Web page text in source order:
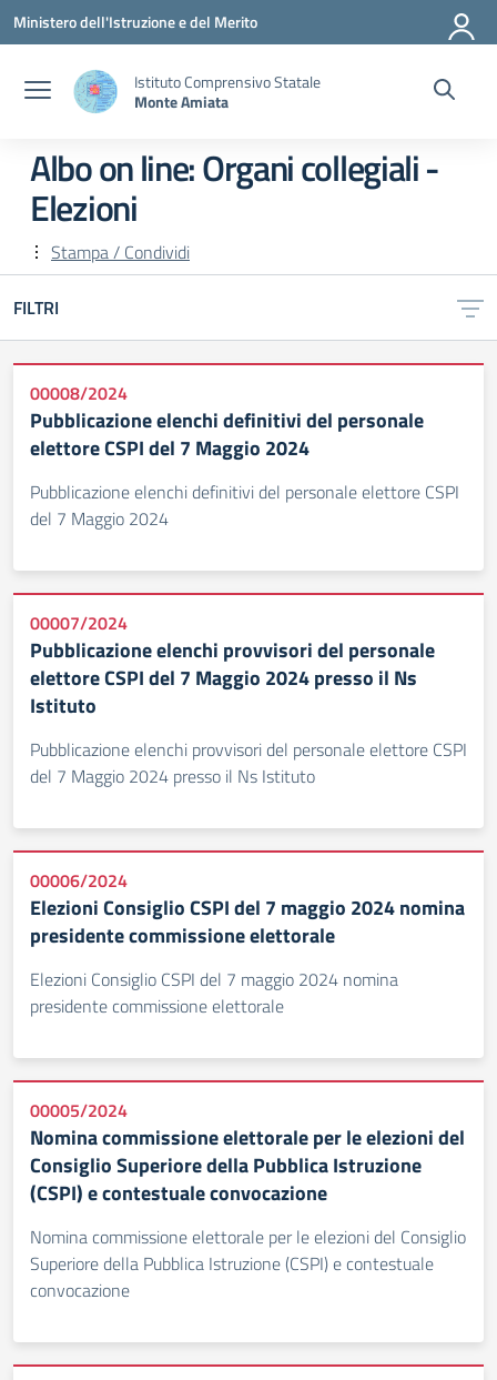
Vai ai contenuti
Vai al menu di navigazione
Vai al footer
Ministero dell'Istruzione e del Merito
Istituto Comprensivo Statale
Monte Amiata
Albo on line:Organi collegiali -
Elezioni
Stampa / Condividi
FILTRI
00008/2024
Pubblicazione elenchi definitivi del personale
elettore CSPI del 7 Maggio 2024
Pubblicazione elenchi definitivi del personale elettore CSPI
del 7 Maggio 2024
00007/2024
Pubblicazione elenchi provvisori del personale
elettore CSPI del 7 Maggio 2024 presso il Ns
Istituto
Pubblicazione elenchi provvisori del personale elettore CSPI
del 7 Maggio 2024 presso il Ns Istituto
00006/2024
Elezioni Consiglio CSPI del 7 maggio 2024 nomina
presidente commissione elettorale
Elezioni Consiglio CSPI del 7 maggio 2024 nomina
presidente commissione elettorale
00005/2024
Nomina commissione elettorale per le elezioni del
Consiglio Superiore della Pubblica Istruzione
(CSPI) e contestuale convocazione
Nomina commissione elettorale per le elezioni del Consiglio
Superiore della Pubblica Istruzione (CSPI) e contestuale
convocazione